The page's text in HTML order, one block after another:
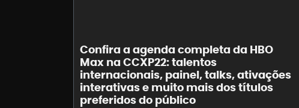
Confira a agenda completa da HBO
Max na CCXP22: talentos
internacionais, painel, talks, ativações
interativas e muito mais dos títulos
preferidos do público